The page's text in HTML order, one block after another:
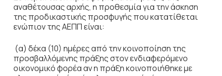
αναθέτουσας αρχής, η προθεσμία για την άσκηση
της προδικαστικής προσφυγής που κατατίθεται
ενώπιον της ΑΕΠΠ είναι:
(α) δέκα (10) ημέρες από την κοινοποίηση της
προσβαλλόμενης πράξης στον ενδιαφερόμενο
οικονομικό φορέα αν η πράξη κοινοποιήθηκε με